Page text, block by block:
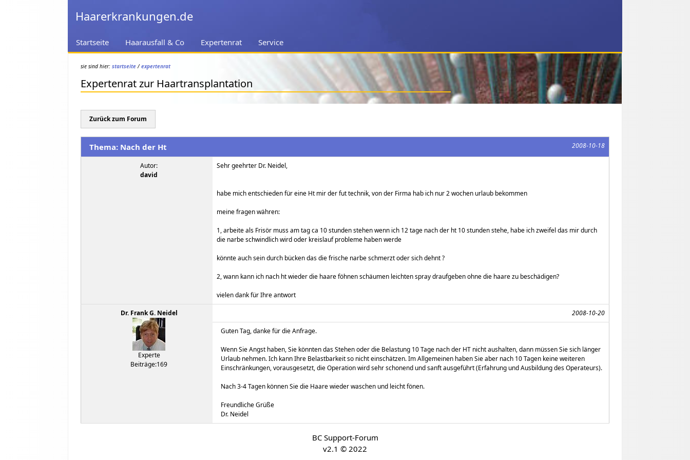
Haarerkrankungen.de
Startseite Haarausfall & Co Expertenrat Service
sie sind hier: startseite/expertenrat
Expertenrat zur Haartransplantation
Zurück zum Forum
Thema: Nach der Ht 2008-10-18
Autor:
david
Sehr geehrter Dr. Neidel,
habe mich entschieden für eine Ht mir der fut technik, von der Firma hab ich nur 2 wochen urlaub bekommen
meine fragen währen:
1, arbeite als Frisör muss am tag ca 10 stunden stehen wenn ich 12 tage nach der ht 10 stunden stehe, habe ich zweifel das mir durch
die narbe schwindlich wird oder kreislauf probleme haben werde
könnte auch sein durch bücken das die frische narbe schmerzt oder sich dehnt ?
2, wann kann ich nach ht wieder die haare föhnen schäumen leichten spray draufgeben ohne die haare zu beschädigen?
vielen dank für Ihre antwort
Dr. Frank G. Neidel
Experte
Beiträge:169
2008-10-20
Guten Tag, danke für die Anfrage.
Wenn Sie Angst haben, Sie könnten das Stehen oder die Belastung 10 Tage nach der HT nicht aushalten, dann müssen Sie sich länger
Urlaub nehmen. Ich kann Ihre Belastbarkeit so nicht einschätzen. Im Allgemeinen haben Sie aber nach 10 Tagen keine weiteren
Einschränkungen, vorausgesetzt, die Operation wird sehr schonend und sanft ausgeführt (Erfahrung und Ausbildung des Operateurs).
Nach 3-4 Tagen können Sie die Haare wieder waschen und leicht fönen.
Freundliche Grüße
Dr. Neidel
BC Support-Forum
v2.1 © 2022